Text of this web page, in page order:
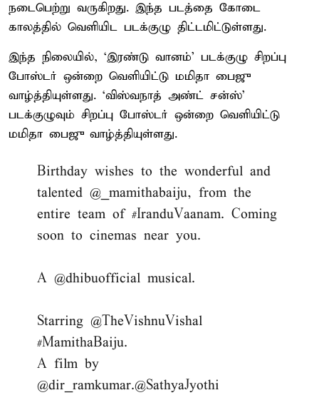
நடைபெற்று வருகிறது. இந்த படத்தை கோடை
காலத்தில் வெளியிட படக்குழு திட்டமிட்டுள்ளது.
இந்த நிலையில், ‘இரண்டு வானம்’ படக்குழு சிறப்பு
போஸ்டர் ஒன்றை வெளியிட்டு மமிதா பைஜு
வாழ்த்தியுள்ளது. ‘விஸ்வநாத் அண்ட் சன்ஸ்’
படக்குழுவும் சிறப்பு போஸ்டர் ஒன்றை வெளியிட்டு
மமிதா பைஜு வாழ்த்தியுள்ளது.
Birthday wishes to the wonderful and
talented @_mamithabaiju, from the
entire team of #IranduVaanam. Coming
soon to cinemas near you.
A @dhibuofficial musical.
Starring @TheVishnuVishal
#MamithaBaiju.
A film by
@dir_ramkumar.@SathyaJyothi